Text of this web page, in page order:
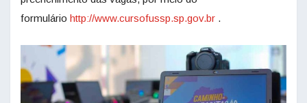
formulário http://www.cursofussp.sp.gov.br .